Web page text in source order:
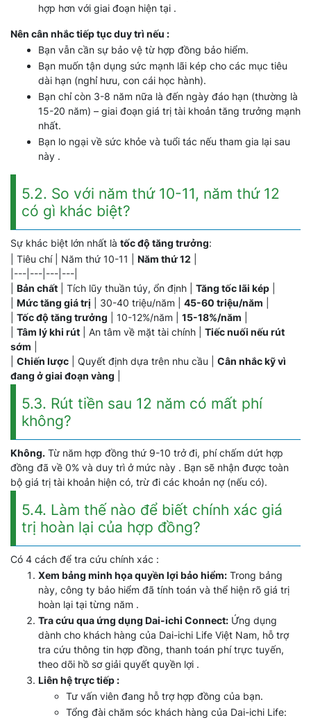
hợp hơn với giai đoạn hiện tại .
Nên cân nhắc tiếp tục duy trì nếu :
Bạn vẫn cần sự bảo vệ từ hợp đồng bảo hiểm.
Bạn muốn tận dụng sức mạnh lãi kép cho các mục tiêu
dài hạn (nghỉ hưu, con cái học hành).
Bạn chỉ còn 3-8 năm nữa là đến ngày đáo hạn (thường là
15-20 năm) – giai đoạn giá trị tài khoản tăng trưởng mạnh
nhất.
Bạn lo ngại về sức khỏe và tuổi tác nếu tham gia lại sau
này .
5.2. So với năm thứ 10-11, năm thứ 12
có gì khác biệt?
Sự khác biệt lớn nhất là tốc độ tăng trưởng:
| Tiêu chí | Năm thứ 10-11 | Năm thứ 12
|---|---|---|---|
Bản chất | Tích lũy thuần túy, ổn định | Tăng tốc lãi kép
Mức tăng giá trị | 30-40 triệu/năm | 45-60 triệu/năm
Tốc độ tăng trưởng | 10-12%/năm | 15-18%/năm
Tâm lý khi rút | An tâm về mặt tài chính | Tiếc nuối nếu rút
sớm
Chiến lược | Quyết định dựa trên nhu cầu | Cân nhắc kỹ vì
đang ở giai đoạn vàng
5.3. Rút tiền sau 12 năm có mất phí
không?
Không. Từ năm hợp đồng thứ 9-10 trở đi, phí chấm dứt hợp
đồng đã về 0% và duy trì ở mức này . Bạn sẽ nhận được toàn
bộ giá trị tài khoản hiện có, trừ đi các khoản nợ (nếu có).
5.4. Làm thế nào để biết chính xác giá
trị hoàn lại của hợp đồng?
Có 4 cách để tra cứu chính xác :
Xem bảng minh họa quyền lợi bảo hiểm: Trong bảng
này, công ty bảo hiểm đã tính toán và thể hiện rõ giá trị
hoàn lại tại từng năm .
Tra cứu qua ứng dụng Dai-ichi Connect: Ứng dụng
dành cho khách hàng của Dai-ichi Life Việt Nam, hỗ trợ
tra cứu thông tin hợp đồng, thanh toán phí trực tuyến,
theo dõi hồ sơ giải quyết quyền lợi .
Liên hệ trực tiếp :
Tư vấn viên đang hỗ trợ hợp đồng của bạn.
Tổng đài chăm sóc khách hàng của Dai-ichi Life: